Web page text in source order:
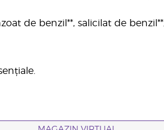
de benzil**, salicilat de